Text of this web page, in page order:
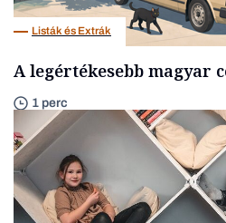
Listák és Extrák
A legértékesebb magyar
1 perc